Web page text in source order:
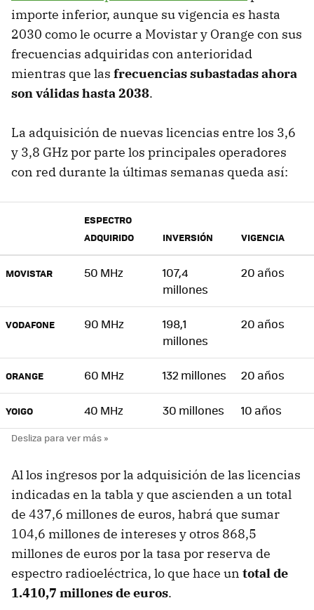
importe inferior, aunque su vigencia es hasta
2030 como le ocurre a Movistar y Orange con sus
frecuencias adquiridas con anterioridad
mientras que las frecuencias subastadas ahora
son válidas hasta 2038.
La adquisición de nuevas licencias entre los 3,6
y 3,8 GHz por parte los principales operadores
con red durante la últimas semanas queda así:
ESPECTRO
ADQUIRIDO
INVERSIÓN VIGENCIA
MOVISTAR 50 MHz
107,4
millones
20 años
VODAFONE 90 MHz
198,1
millones
20 años
ORANGE 60 MHz 132 millones 20 años
YOIGO 40 MHz 30 millones 10 años
Al los ingresos por la adquisición de las licencias
indicadas en la tabla y que ascienden a un total
de 437,6 millones de euros, habrá que sumar
104,6 millones de intereses y otros 868,5
millones de euros por la tasa por reserva de
espectro radioeléctrica, lo que hace un total de
1.410,7 millones de euros.